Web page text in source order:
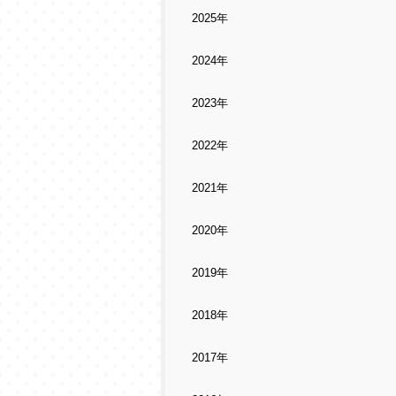
2025年
2024年
2023年
2022年
2021年
2020年
2019年
2018年
2017年